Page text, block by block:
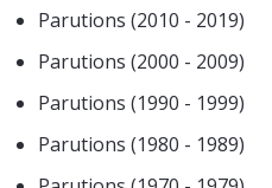
Parutions (2010 - 2019)
Parutions (2000 - 2009)
Parutions (1990 - 1999)
Parutions (1980 - 1989)